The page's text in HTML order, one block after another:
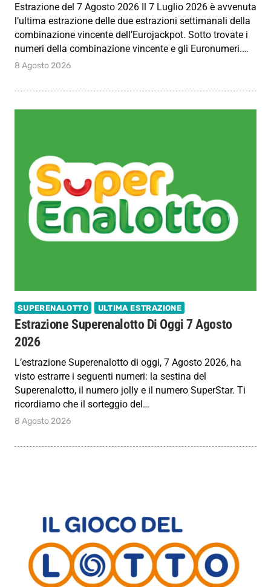
Estrazione del 7 Agosto 2026 Il 7 Luglio 2026 è avvenuta
l’ultima estrazione delle due estrazioni settimanali della
combinazione vincente dell’Eurojackpot. Sotto trovate i
numeri della combinazione vincente e gli Euronumeri.…
8 Agosto 2026
SUPERENALOTTO ULTIMA ESTRAZIONE
Estrazione Superenalotto Di Oggi 7 Agosto
2026
L’estrazione Superenalotto di oggi, 7 Agosto 2026, ha
visto estrarre i seguenti numeri: la sestina del
Superenalotto, il numero jolly e il numero SuperStar. Ti
ricordiamo che il sorteggio del…
8 Agosto 2026